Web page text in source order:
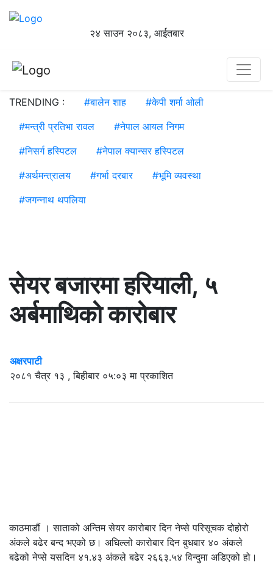
२४ साउन २०८३, आईतबार
TRENDING : #बालेन शाह #केपी शर्मा ओली
#मन्त्री प्रतिभा रावल #नेपाल आयल निगम
#निसर्ग हस्पिटल #नेपाल क्यान्सर हस्पिटल
#अर्थमन्त्रालय #गर्भा दरबार #भूमि व्यवस्था
#जगन्नाथ थपलिया
सेयर बजारमा हरियाली, ५
अर्बमाथिको कारोबार
अक्षरपाटी
२०८१ चैत्र १३ , बिहीबार ०५:०३ मा प्रकाशित
काठमाडौं । साताको अन्तिम सेयर कारोबार दिन नेप्से परिसूचक दोहोरो
अंकले बढेर बन्द भएको छ। अघिल्लो कारोबार दिन बुधबार ४० अंकले
बढेको नेप्से यसदिन ४१.४३ अंकले बढेर २६६३.५४ विन्दुमा अडिएको हो।